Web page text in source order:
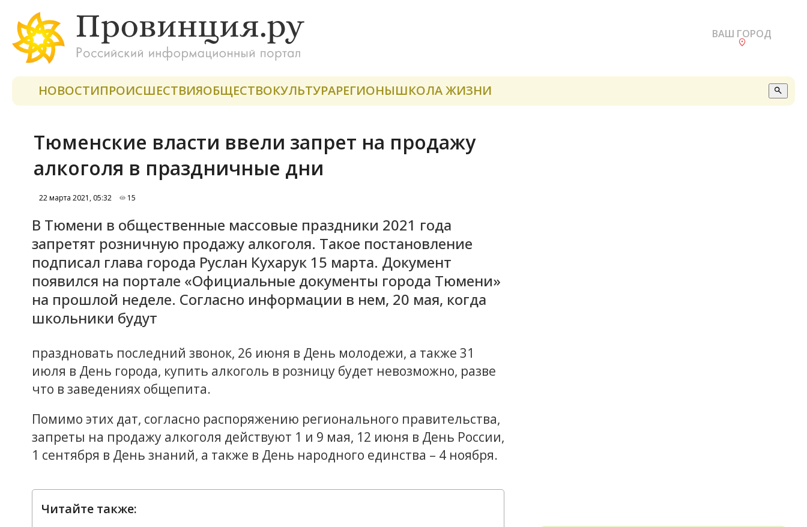
ВАШ ГОРОД
НОВОСТИПРОИСШЕСТВИЯОБЩЕСТВОКУЛЬТУРАРЕГИОНЫШКОЛА ЖИЗНИ
Тюменские власти ввели запрет на продажу
алкоголя в праздничные дни
22 марта 2021, 05:32 15
В Тюмени в общественные массовые праздники 2021 года
запретят розничную продажу алкоголя. Такое постановление
подписал глава города Руслан Кухарук 15 марта. Документ
появился на портале «Официальные документы города Тюмени»
на прошлой неделе. Согласно информации в нем, 20 мая, когда
школьники будут
праздновать последний звонок, 26 июня в День молодежи, а также 31
июля в День города, купить алкоголь в розницу будет невозможно, разве
что в заведениях общепита.
Помимо этих дат, согласно распоряжению регионального правительства,
запреты на продажу алкоголя действуют 1 и 9 мая, 12 июня в День России,
1 сентября в День знаний, а также в День народного единства – 4 ноября.
Читайте также: